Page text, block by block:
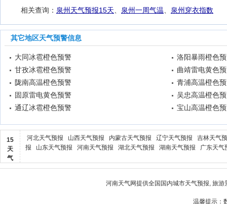
相关查询： 泉州天气预报15天 泉州一周气温 泉州穿衣指数
其它地区天气预警信息
大同冰雹橙色预警
洛阳暴雨橙色
甘孜冰雹橙色预警
曲靖雷电黄色
陇南高温橙色预警
青浦高温橙色
固原雷电黄色预警
吴忠高温橙色
通辽冰雹橙色预警
宝山高温橙色
15
天
气
河北天气预报 山西天气预报 内蒙古天气预报 辽宁天气预报
吉林天气
报
山东天气预报 河南天气预报 湖北天气预报 湖南天气预报 广东天气
河南天气网提供全国国内城市天气预报, 旅游
温馨提示：